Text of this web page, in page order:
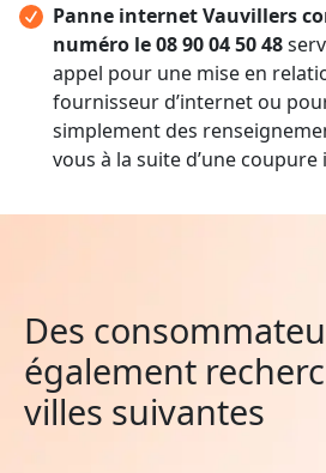
Panne internet Vauvillers
numéro le 08 90 04 50 48
appel pour une mise en
fournisseur d’internet ou
simplement des
vous à la suite d’une
Des
également
villes suivantes